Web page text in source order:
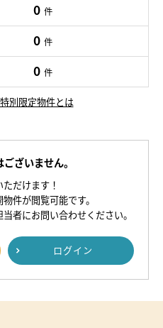
0 件
0 件
0 件
別限定物件とは
ざいません。
だけます！
件が閲覧可能です。
者にお問い合わせください。
ログイン